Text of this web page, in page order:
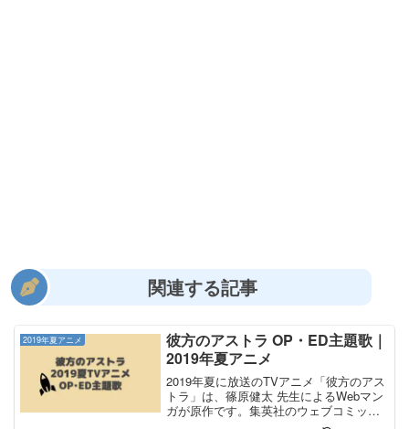
関連する記事
2019年夏アニメ
彼方のアストラ OP・ED主題歌｜
2019年夏アニメ
2019年夏に放送のTVアニメ「彼方のアス
トラ」は、篠原健太 先生によるWebマン
ガが原作です。集英社のウェブコミック
配信サイト『少年ジャンプ+』で2016年5